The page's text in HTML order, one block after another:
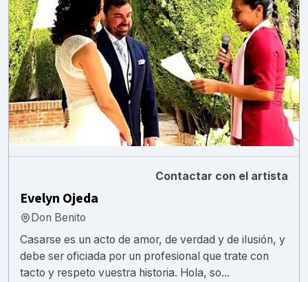
Contactar con el artista
Evelyn Ojeda
Don Benito
Casarse es un acto de amor, de verdad y de ilusión, y
debe ser oficiada por un profesional que trate con
tacto y respeto vuestra historia. Hola, so...